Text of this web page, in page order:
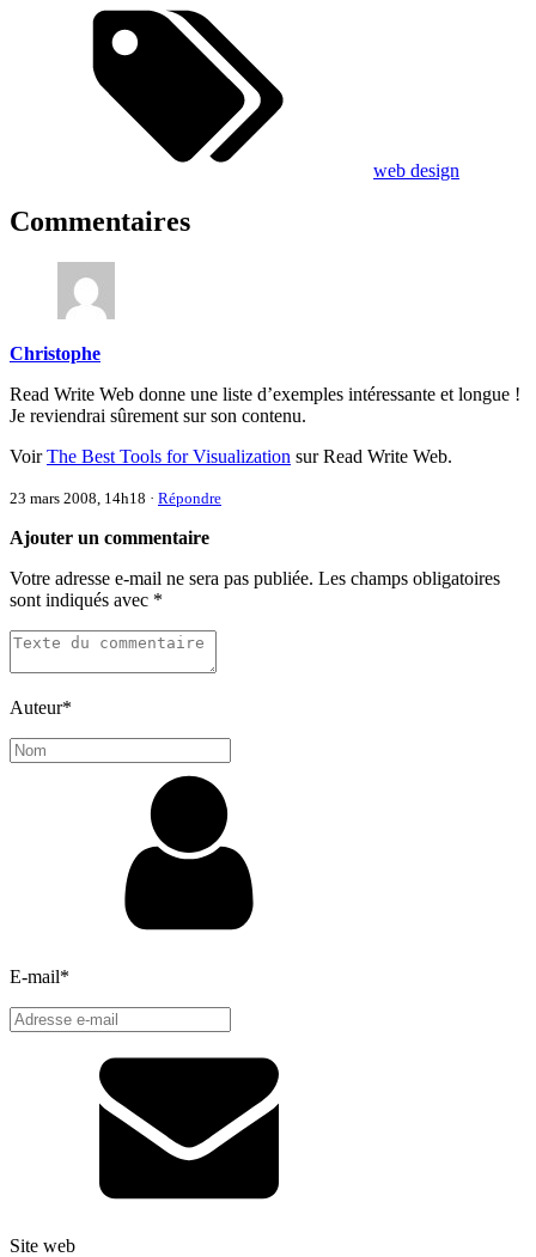
web design
Commentaires
Christophe
Read Write Web donne une liste d’exemples intéressante et longue !
Je reviendrai sûrement sur son contenu.
VoirThe Best Tools for Visualization sur Read Write Web.
23 mars 2008, 14h18 · Répondre
Ajouter un commentaire
Votre adresse e-mail ne sera pas publiée. Les champs obligatoires
sont indiqués avec *
Auteur*
E-mail*
Site web